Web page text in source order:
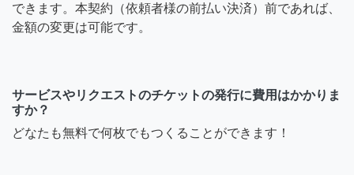
できます。本契約（依頼者様の前払い決済）前であれば、
金額の変更は可能です。
サービスやリクエストのチケットの発行に費用はかかりま
すか？
どなたも無料で何枚でもつくることができます！